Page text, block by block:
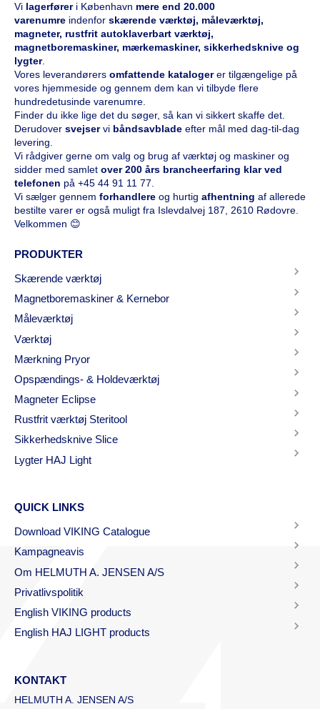
Vi lagerfører i København mere end 20.000
varenumre indenfor skærende værktøj, måleværktøj,
magneter, rustfrit autoklaverbart værktøj,
magnetboremaskiner, mærkemaskiner, sikkerhedsknive og
lygter.
Vores leverandørers omfattende katalogerer tilgængelige på
vores hjemmeside og gennem dem kan vi tilbyde flere
hundredetusinde varenumre.
Finder du ikke lige det du søger, så kan vi sikkert skaffe det.
Derudover svejservi båndsavblade efter mål med dag-til-dag
levering.
Vi rådgiver gerne om valg og brug af værktøj og maskiner og
sidder med samlet over 200 års brancheerfaring klar ved
telefonen på +45 44 91 11 77
Vi sælger gennem forhandlere og hurtig afhentning af allerede
bestilte varer er også muligt fra Islevdalvej 187, 2610 Rødovre.
Velkommen 😊
PRODUKTER
Skærende værktøj
Magnetboremaskiner & Kernebor
Måleværktøj
Værktøj
Mærkning Pryor
Opspændings- & Holdeværktøj
Magneter Eclipse
Rustfrit værktøj Steritool
Sikkerhedsknive Slice
Lygter HAJ Light
QUICK LINKS
Download VIKING Catalogue
Kampagneavis
Om HELMUTH A. JENSEN A/S
Privatlivspolitik
English VIKING products
English HAJ LIGHT products
KONTAKT
HELMUTH A. JENSEN A/S